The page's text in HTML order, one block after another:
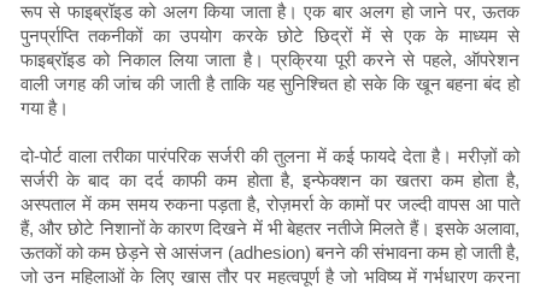
रूप से फाइब्रॉइड को अलग किया जाता है। एक बार अलग हो जाने पर, ऊतक
पुनर्प्राप्ति तकनीकों का उपयोग करके छोटे छिद्रों में से एक के माध्यम से
फाइब्रॉइड को निकाल लिया जाता है। प्रक्रिया पूरी करने से पहले, ऑपरेशन
वाली जगह की जांच की जाती है ताकि यह सुनिश्चित हो सके कि खून बहना बंद हो
गया है।
दो-पोर्ट वाला तरीका पारंपरिक सर्जरी की तुलना में कई फायदे देता है। मरीज़ों को
सर्जरी के बाद का दर्द काफी कम होता है, इन्फेक्शन का खतरा कम होता है,
अस्पताल में कम समय रुकना पड़ता है, रोज़मर्रा के कामों पर जल्दी वापस आ पाते
हैं, और छोटे निशानों के कारण दिखने में भी बेहतर नतीजे मिलते हैं। इसके अलावा,
ऊतकों को कम छेड़ने से आसंजन (adhesion) बनने की संभावना कम हो जाती है,
जो उन महिलाओं के लिए खास तौर पर महत्वपूर्ण है जो भविष्य में गर्भधारण करना